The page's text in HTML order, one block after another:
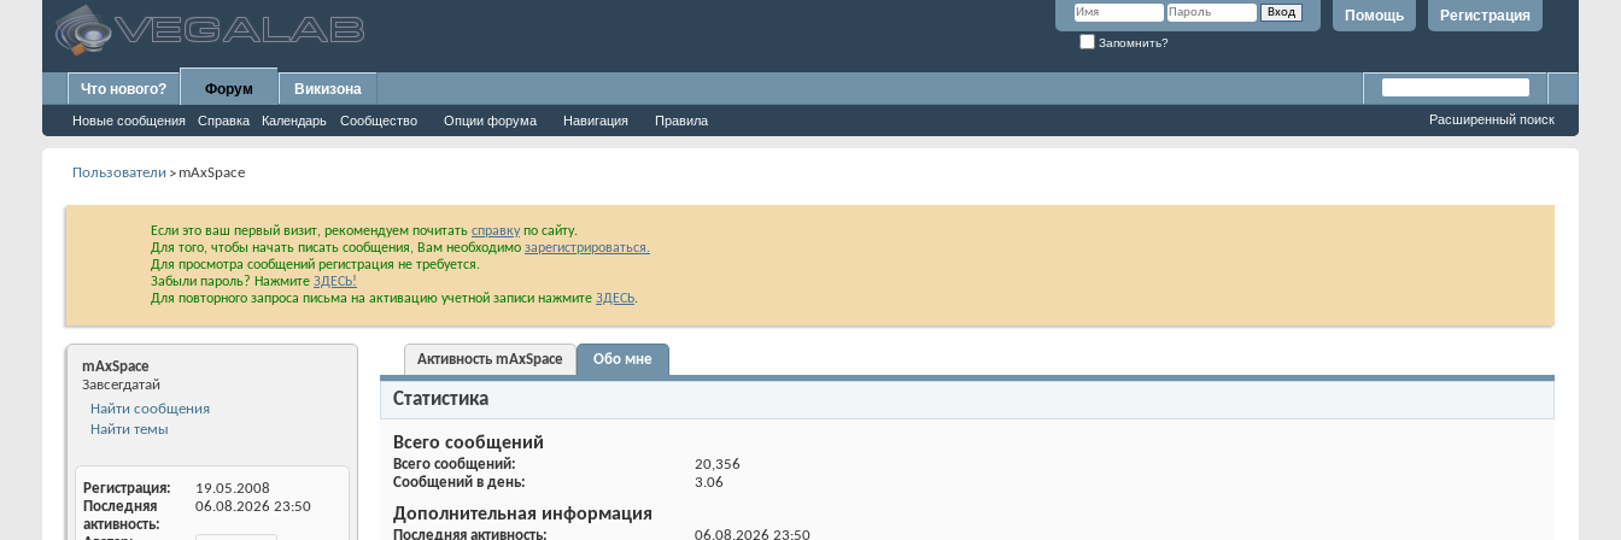
Регистрация
Помощь
Запомнить?
Что нового? Форум
Новые сообщения Справка Календарь Сообщество Опции форума Навигация Правила
Викизона
Расширенный поиск
Пользователи>mAxSpace
Если это ваш первый визит, рекомендуем почитать справкупо сайту.
Для того, чтобы начать писать сообщения, Вам необходимо зарегистрироваться.
Для просмотра сообщений регистрация не требуется.
Забыли пароль? Нажмите ЗДЕСЬ!
Для повторного запроса письма на активацию учетной записи нажмите ЗДЕСЬ.
mAxSpace
Завсегдатай
Найти сообщения
Регистрация
19.05.2008
Последняя
Активность mAxSpace Обо мне
Статистика
Всего сообщений
Всего сообщений
20,356
Сообщений в день
3.06
Дополнительная информация